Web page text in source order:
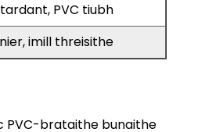
PVC tiubh
imill threisithe
PVC-brataithe bunaithe